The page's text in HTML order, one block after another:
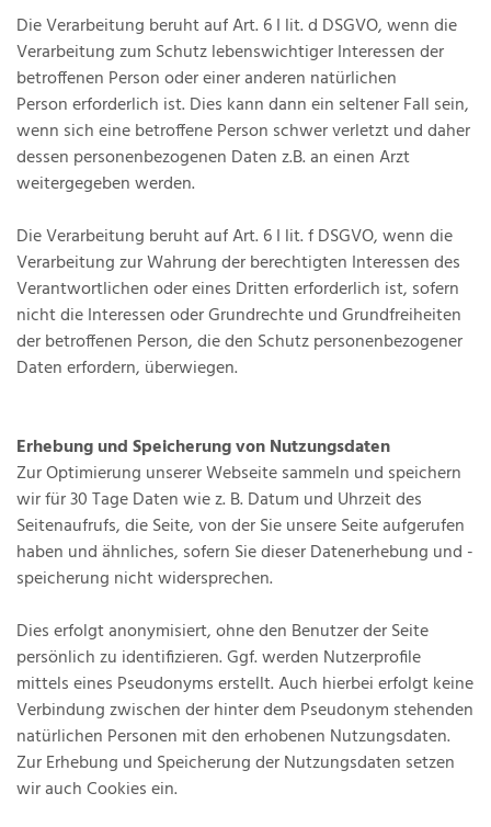
Die Verarbeitung beruht auf Art. 6 I lit. d DSGVO, wenn die
Verarbeitung zum Schutz lebenswichtiger Interessen der
betroffenen Person oder einer anderen natürlichen
Person erforderlich ist. Dies kann dann ein seltener Fall sein,
wenn sich eine betroffene Person schwer verletzt und daher
dessen personenbezogenen Daten z.B. an einen Arzt
weitergegeben werden.
Die Verarbeitung beruht auf Art. 6 I lit. f DSGVO, wenn die
Verarbeitung zur Wahrung der berechtigten Interessen des
Verantwortlichen oder eines Dritten erforderlich ist, sofern
nicht die Interessen oder Grundrechte und Grundfreiheiten
der betroffenen Person, die den Schutz personenbezogener
Daten erfordern, überwiegen.
Erhebung und Speicherung von Nutzungsdaten
Zur Optimierung unserer Webseite sammeln und speichern
wir für 30 Tage Daten wie z. B. Datum und Uhrzeit des
Seitenaufrufs, die Seite, von der Sie unsere Seite aufgerufen
haben und ähnliches, sofern Sie dieser Datenerhebung und -
speicherung nicht widersprechen.
Dies erfolgt anonymisiert, ohne den Benutzer der Seite
persönlich zu identifizieren. Ggf. werden Nutzerprofile
mittels eines Pseudonyms erstellt. Auch hierbei erfolgt keine
Verbindung zwischen der hinter dem Pseudonym stehenden
natürlichen Personen mit den erhobenen Nutzungsdaten.
Zur Erhebung und Speicherung der Nutzungsdaten setzen
wir auch Cookies ein.